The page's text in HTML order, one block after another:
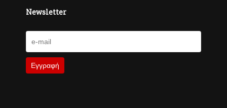
Newsletter